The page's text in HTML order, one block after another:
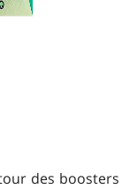
des boosters